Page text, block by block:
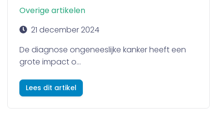
Overige artikelen
21 december 2024
De diagnose ongeneeslijke kanker heeft een
grote impact o...
Lees dit artikel